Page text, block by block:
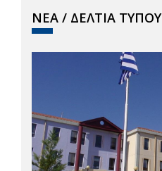
ΝΕΑ / ΔΕΛΤΙΑ ΤΥΠΟΥ